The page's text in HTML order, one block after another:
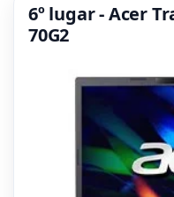
6º lugar - Acer
70G2